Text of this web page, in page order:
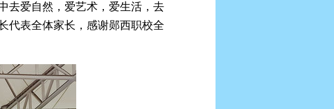
去爱自然，爱艺术，爱生活，去
代表全体家长，感谢郧西职校全